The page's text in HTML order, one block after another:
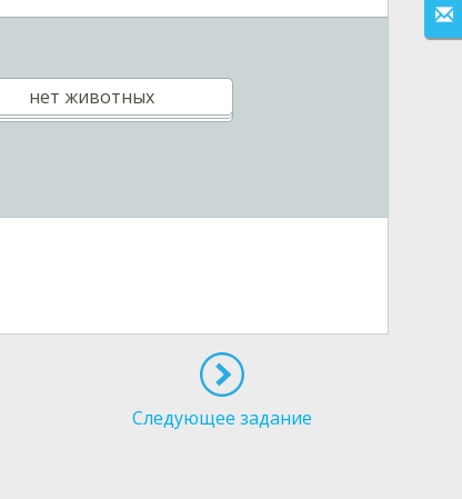
нет животных
Следующее задание